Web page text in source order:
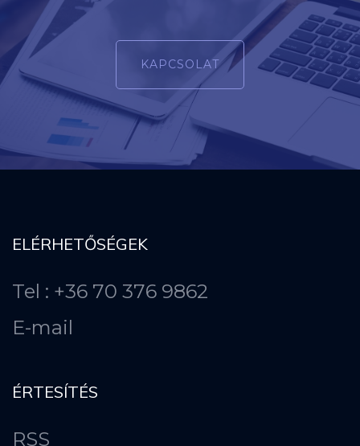
KAPCSOLAT
ELÉRHETŐSÉGEK
Tel : +36 70 376 9862
E-mail
ÉRTESÍTÉS
RSS